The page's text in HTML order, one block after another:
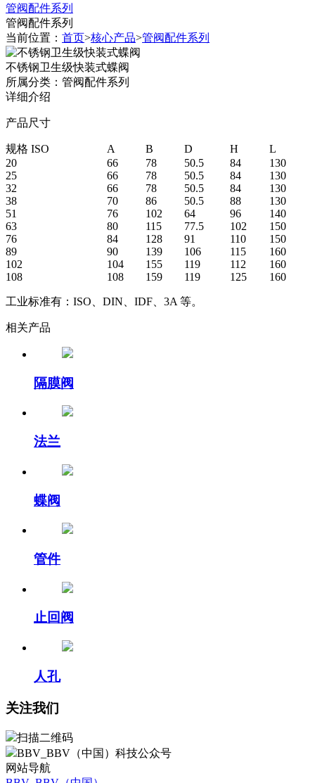
管阀配件系列
管阀配件系列
当前位置： 首页>核心产品>管阀配件系列
不锈钢卫生级快装式蝶阀
所属分类：管阀配件系列
详细介绍
产品尺寸
规格 ISO A B D H
L
20
66 78 50.5 84
130
25
66 78 50.5 84
130
32
66 78 50.5 84
130
38
70 86 50.5 88
130
51
76 102 64 96
140
63
80 115 77.5 102
150
76
84 128 91 110
150
89
90 139 106 115
160
102
104 155 119 112
160
108
108 159 119 125 160
工业标准有：ISO、DIN、IDF、3A 等。
相关产品
隔膜阀
法兰
蝶阀
管件
止回阀
人孔
关注我们
扫描二维码
BBV_BBV（中国）科技公众号
网站导航